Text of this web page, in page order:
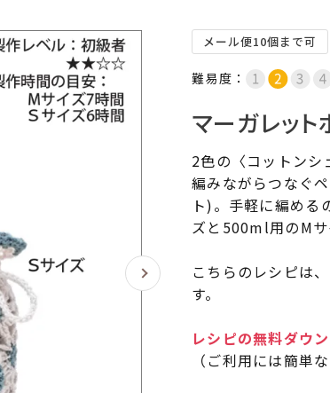
メール便10個まで可
難易度：
マーガレット
2色の〈コットンシ
編みながらつなぐ
ト)。手軽に編め
ズと500ml用のMサ
こちらのレシピは
す。
レシピの無料ダウ
（ご利用には簡単